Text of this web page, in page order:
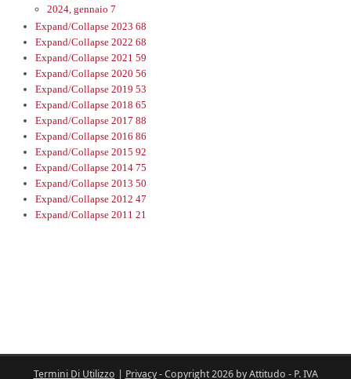
2024, gennaio 7
Expand/Collapse 2023 68
Expand/Collapse 2022 68
Expand/Collapse 2021 59
Expand/Collapse 2020 56
Expand/Collapse 2019 53
Expand/Collapse 2018 65
Expand/Collapse 2017 88
Expand/Collapse 2016 86
Expand/Collapse 2015 92
Expand/Collapse 2014 75
Expand/Collapse 2013 50
Expand/Collapse 2012 47
Expand/Collapse 2011 21
Termini Di Utilizzo | Privacy-Copyright 2026 by Attitudo - P. IVA